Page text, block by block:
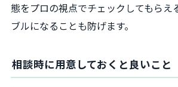
態をプロの視点でチェックしてもらえ
ブルになることも防げます。
相談時に用意しておくと良いこと